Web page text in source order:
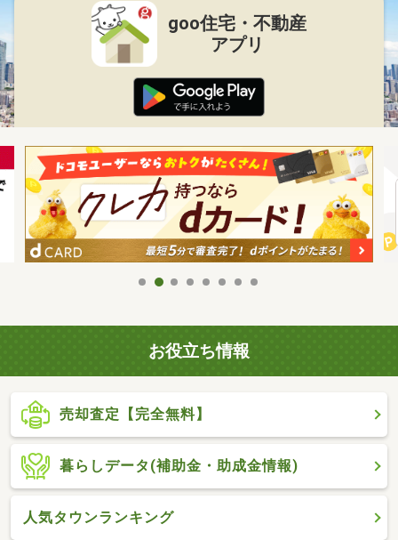
goo住宅・不動産
アプリ
お役立ち情報
売却査定【完全無料】
暮らしデータ(補助金・助成金情報)
人気タウンランキング